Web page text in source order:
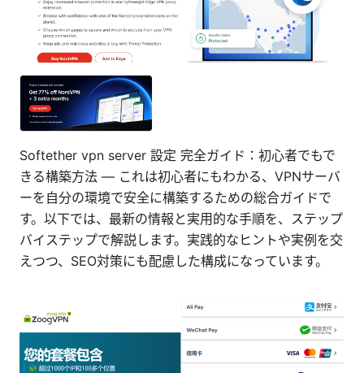
Softether vpn server 設定 完全ガイド：初心者でもで
きる構築方法 — これは初心者にもわかる、VPNサーバ
ーを自分の環境で安全に構築するための総合ガイドで
す。以下では、最新の情報と実用的な手順を、ステップ
バイステップで解説します。実践的なヒントや実例を交
えつつ、SEO対策にも配慮した構成になっています。